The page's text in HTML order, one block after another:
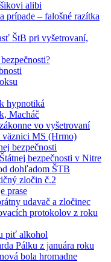
alibi
prípade – falošné razítka
ŠtB pri vyšetrovaní,
hypnotiká
Macháč
vo vyšetrovaní
väznici MS (Hrmo)
bezpečnosti
bezpečnosti v Nitre
dohľadom ŠTB
zločin č.2
prase
udavač a zločinec
protokolov z roku
piť alkohol
Pálku z januára roku
bola hromadne